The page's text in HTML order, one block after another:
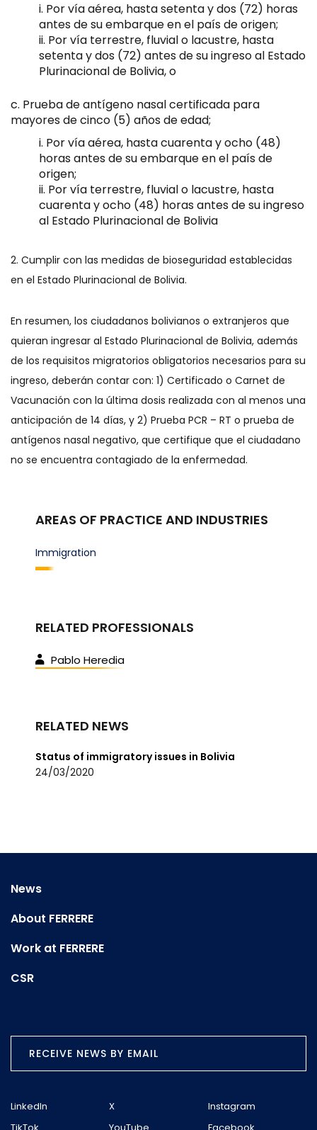
Por vía aérea, hasta setenta y dos (72) horas
antes de su embarque en el país de origen;
Por vía terrestre, fluvial o lacustre, hasta
setenta y dos (72) antes de su ingreso al Estado
Plurinacional de Bolivia, o
Prueba de antígeno nasal certificada para
mayores de cinco (5) años de edad;
Por vía aérea, hasta cuarenta y ocho (48)
horas antes de su embarque en el país de
origen;
Por vía terrestre, fluvial o lacustre, hasta
cuarenta y ocho (48) horas antes de su ingreso
al Estado Plurinacional de Bolivia
2. Cumplir con las medidas de bioseguridad establecidas
en el Estado Plurinacional de Bolivia.
En resumen, los ciudadanos bolivianos o extranjeros que
quieran ingresar al Estado Plurinacional de Bolivia, además
de los requisitos migratorios obligatorios necesarios para su
ingreso, deberán contar con: 1) Certificado o Carnet de
Vacunación con la última dosis realizada con al menos una
anticipación de 14 días, y 2) Prueba PCR – RT o prueba de
antígenos nasal negativo, que certifique que el ciudadano
no se encuentra contagiado de la enfermedad.
AREAS OF PRACTICE AND INDUSTRIES
Immigration
RELATED PROFESSIONALS
Pablo Heredia
RELATED NEWS
Status of immigratory issues in Bolivia
24/03/2020
News
About FERRERE
Work at FERRERE
CSR
RECEIVE NEWS BY EMAIL
LinkedIn X
Instagram